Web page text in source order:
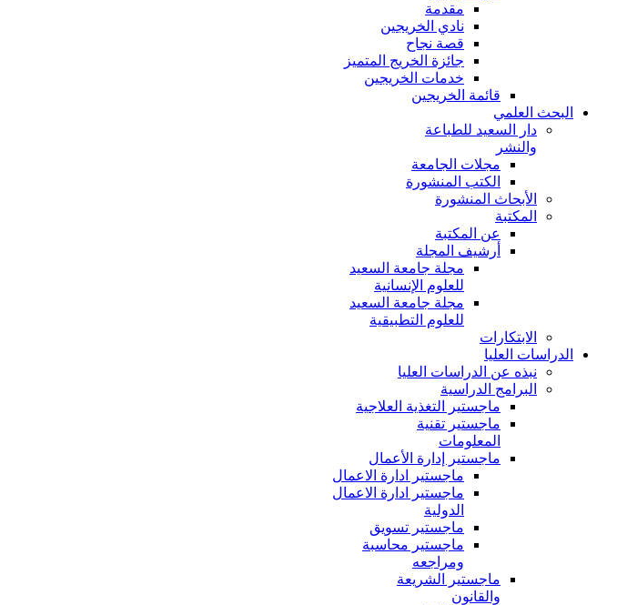
مقدمة
نادي الخريجين
قصة نجاح
جائزة الخريج المتميز
خدمات الخريجين
قائمة الخريجين
البحث العلمي
دار السعيد للطباعة
والنشر
مجلات الجامعة
الكتب المنشورة
الأبحاث المنشورة
المكتبة
عن المكتبة
أرشيف المجلة
مجلة جامعة السعيد
للعلوم الإنسانية
مجلة جامعة السعيد
للعلوم التطبيقية
الابتكارات
الدراسات العليا
نبذه عن الدراسات العليا
البرامج الدراسية
ماجستير التغذية العلاجية
ماجستير تقنية
المعلومات
ماجستير إدارة الأعمال
ماجستير ادارة الاعمال
ماجستير ادارة الاعمال
الدولية
ماجستير تسويق
ماجستير محاسبة
ومراجعه
ماجستير الشريعة
والقانون